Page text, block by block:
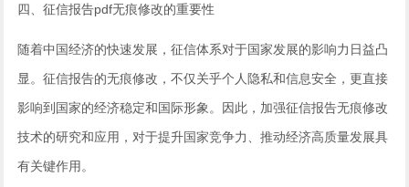
四、征信报告pdf无痕修改的重要性
随着中国经济的快速发展，征信体系对于国家发展的影响力日益凸
显。征信报告的无痕修改，不仅关乎个人隐私和信息安全，更直接
影响到国家的经济稳定和国际形象。因此，加强征信报告无痕修改
技术的研究和应用，对于提升国家竞争力、推动经济高质量发展具
有关键作用。